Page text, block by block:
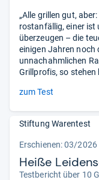
„Alle grillen gut,
rostanfällig, einer ist
überzeugen – die
einigen Jahren noch
unnachahmlichen
Grillprofis, so
zum Test
Stiftung Warentest
Erschienen:03/2026
Heiße
Testbericht über 10